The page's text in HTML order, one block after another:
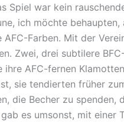
Spiel war kein
ich möchte
Farben. Mit der
Zwei, drei subtilere
AFC-fernen
sie tendierten früher
die Becher zu spenden,
es umsonst, mit einer